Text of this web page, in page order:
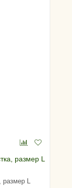
размер L
L